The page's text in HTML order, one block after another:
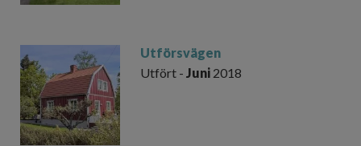
Utförsvägen
Utfört -Juni 2018